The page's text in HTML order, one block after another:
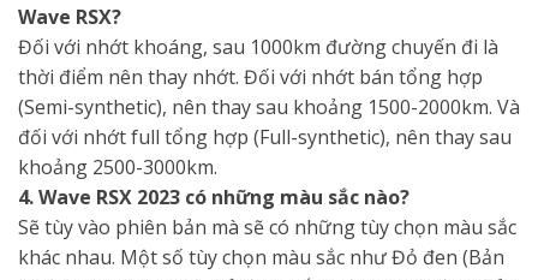
Wave RSX?
Đối với nhớt khoáng, sau 1000km đường chuyến đi là
thời điểm nên thay nhớt. Đối với nhớt bán tổng hợp
(Semi-synthetic), nên thay sau khoảng 1500-2000km. Và
đối với nhớt full tổng hợp (Full-synthetic), nên thay sau
khoảng 2500-3000km.
4. Wave RSX 2023 có những màu sắc nào?
Sẽ tùy vào phiên bản mà sẽ có những tùy chọn màu sắc
khác nhau. Một số tùy chọn màu sắc như Đỏ đen (Bản